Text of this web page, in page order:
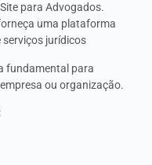
para Advogados.
uma plataforma
jurídicos
fundamental para
ou organização.